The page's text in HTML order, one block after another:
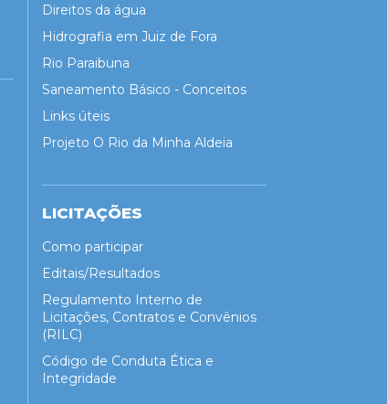
Direitos da água
Hidrografia em Juiz de Fora
Rio Paraibuna
Saneamento Básico - Conceitos
Links úteis
Projeto O Rio da Minha Aldeia
LICITAÇÕES
Como participar
Editais/Resultados
Regulamento Interno de
Licitações, Contratos e Convênios
(RILC)
Código de Conduta Ética e
Integridade